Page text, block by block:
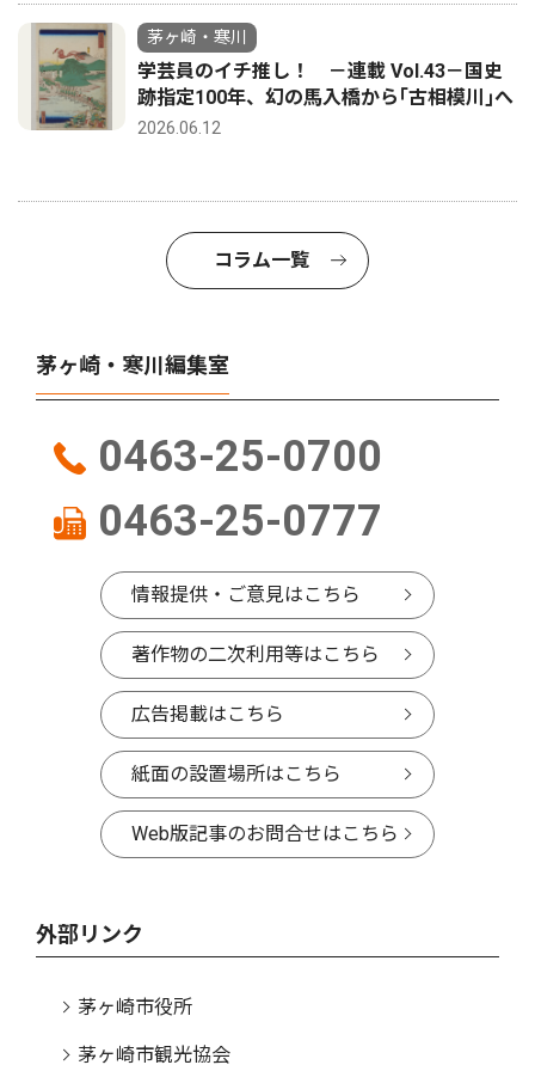
茅ヶ崎・寒川
学芸員のイチ推し！ －連載 Vol.43－国史
跡指定100年、幻の馬入橋から｢古相模川｣へ
2026.06.12
コラム一覧
茅ヶ崎・寒川編集室
0463-25-0700
0463-25-0777
情報提供・ご意見はこちら
著作物の二次利用等はこちら
広告掲載はこちら
紙面の設置場所はこちら
Web版記事のお問合せはこちら
外部リンク
茅ヶ崎市役所
茅ヶ崎市観光協会